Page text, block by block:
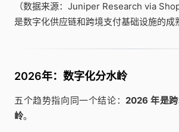
（数据来源：Juniper Research via
是数字化供应链和跨境支付基础设施的成
2026年：数字化分水岭
五个趋势指向同一个结论：2026 年是
岭。